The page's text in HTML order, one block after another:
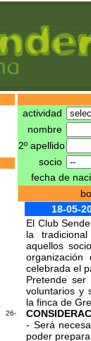
26-
actividad
nombre
2º apellido
socio
fecha de
18-05-
El Club
la
aquellos
organización
celebrada el
Pretende
voluntarios y
la finca de
- Será
poder